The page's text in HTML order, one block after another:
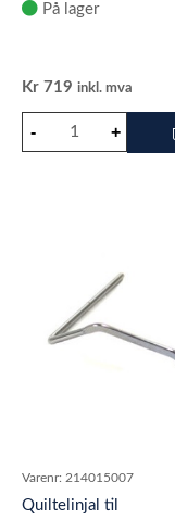
På lager
Kr 719 inkl. mva
Varenr: 214015007
Quiltelinjal til